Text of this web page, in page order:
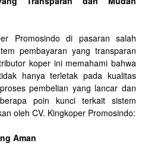
Promosindo di pasaran salah
pembayaran yang transparan
koper ini memahami bahwa
hanya terletak pada kualitas
pembelian yang lancar dan
poin kunci terkait sistem
oleh CV. Kingkoper Promosindo:
Aman